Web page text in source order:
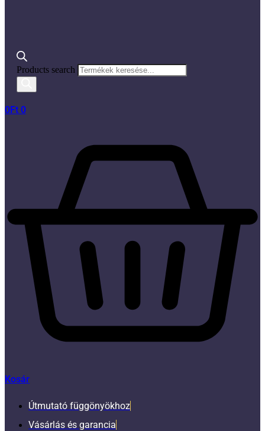
Products search
0Ft 0
Kosár
Útmutató függönyökhoz
Vásárlás és garancia